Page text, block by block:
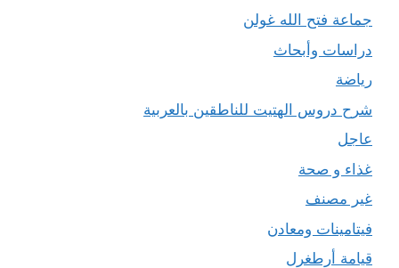
جماعة فتح الله غولن
دراسات وأبحاث
رياضة
شرح دروس الهتيت للناطقين بالعربية
عاجل
غذاء و صحة
غير مصنف
فيتامينات ومعادن
قيامة أرطغرل